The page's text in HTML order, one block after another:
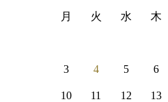
月
火 水 木
3 4 5 6
10 11 12 13